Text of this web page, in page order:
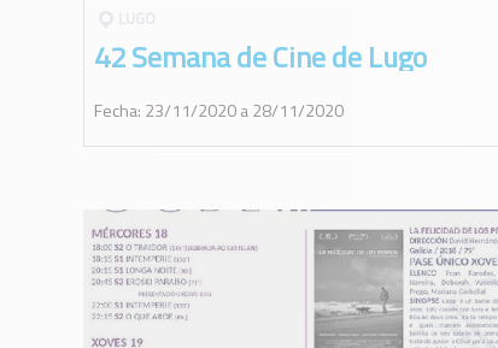
42 Semana de Cine de Lugo
Fecha: 23/11/2020 a 28/11/2020